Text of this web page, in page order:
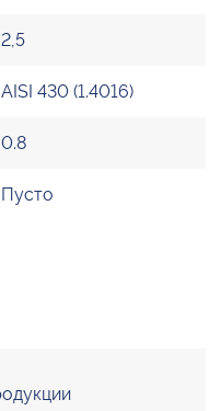
2,5
AISI 430 (1.4016)
0.8
Пусто